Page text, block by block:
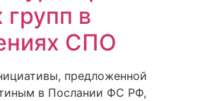
в
СПО
предложенной
в Послании ФС РФ,